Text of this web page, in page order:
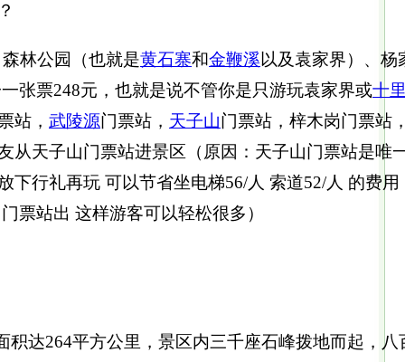
林公园（也就是黄石寨和金鞭溪以及袁家界）、杨
张票248元，也就是说不管你是只游玩袁家界或十
站， 武陵源门票站， 天子山门票站，梓木岗门票站
从天子山门票站进景区（原因：天子山门票站是
下行礼再玩 可以节省坐电梯56/人 索道52/人 的费用
票站出 这样游客可以轻松很多）
积达264平方公里，景区内三千座石峰拨地而起，